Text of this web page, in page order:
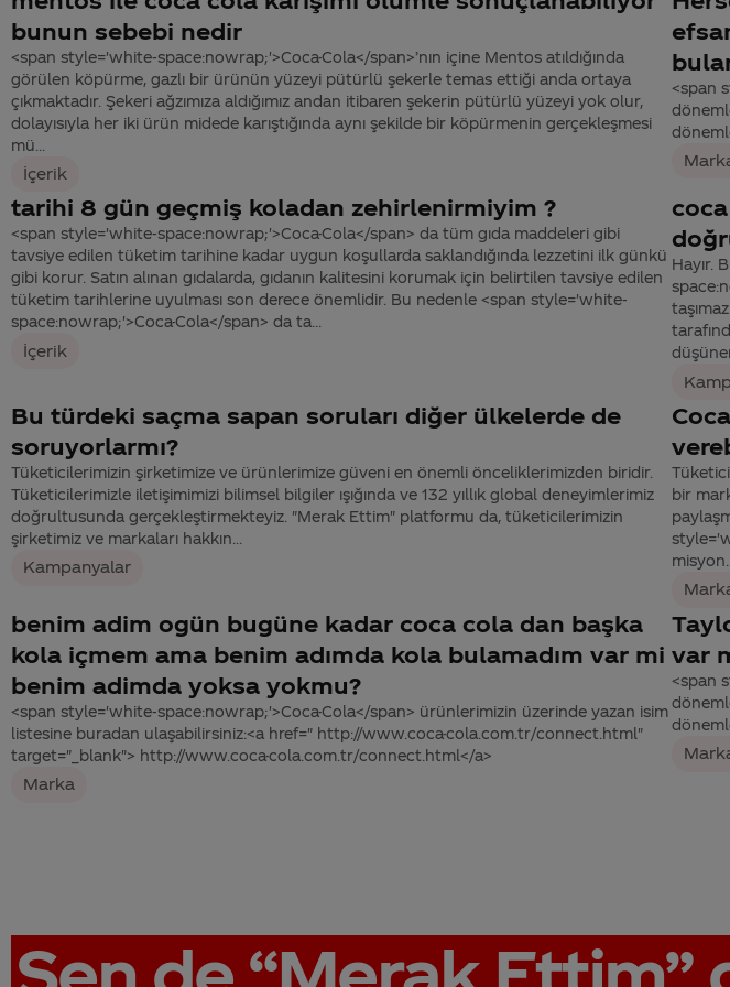
bunun sebebi nedir
<span style='white-space:nowrap;'>Coca-Cola</span>’nın içine Mentos atıldığında
görülen köpürme, gazlı bir ürünün yüzeyi pütürlü şekerle temas ettiği anda ortaya
çıkmaktadır. Şekeri ağzımıza aldığımız andan itibaren şekerin pütürlü yüzeyi yok olur,
dolayısıyla her iki ürün midede karıştığında aynı şekilde bir köpürmenin gerçekleşmesi
mü...
İçerik
<span
tarihi 8 gün geçmiş koladan zehirlenirmiyim ?
<span style='white-space:nowrap;'>Coca-Cola</span> da tüm gıda maddeleri gibi
tavsiye edilen tüketim tarihine kadar uygun koşullarda saklandığında lezzetini ilk günkü
gibi korur. Satın alınan gıdalarda, gıdanın kalitesini korumak için belirtilen tavsiye edilen
tüketim tarihlerine uyulması son derece önemlidir. Bu nedenle <span style='white-
space:nowrap;'>Coca-Cola</span> da ta...
İçerik
Hayır.
Bu türdeki saçma sapan soruları diğer ülkelerde de
soruyorlarmı?
Tüketicilerimizin şirketimize ve ürünlerimize güveni en önemli önceliklerimizden biridir.
Tüketicilerimizle iletişimimizi bilimsel bilgiler ışığında ve 132 yıllık global deneyimlerimiz
doğrultusunda gerçekleştirmekteyiz. "Merak Ettim" platformu da, tüketicilerimizin
şirketimiz ve markaları hakkın...
Kampanyalar
bir
misyon...
benim adim ogün bugüne kadar coca cola dan başka
kola içmem ama benim adımda kola bulamadım var mi
benim adimda yoksa yokmu?
<span style='white-space:nowrap;'>Coca-Cola</span> ürünlerimizin üzerinde yazan isim
listesine buradan ulaşabilirsiniz:<a href=" http://www.coca-cola.com.tr/connect.html"
target="_blank"> http://www.coca-cola.com.tr/connect.html</a>
Marka
var
<span
Sen de “Merak Ettim”